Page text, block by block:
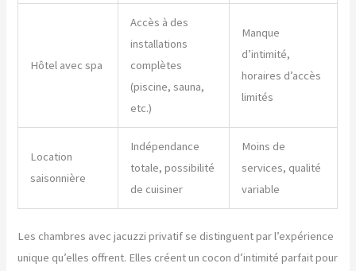
Hôtel avec spa
Accès à des
installations
complètes
(piscine, sauna,
etc.)
Manque
d’intimité,
horaires d’accès
limités
Location
saisonnière
Indépendance
totale, possibilité
de cuisiner
Moins de
services, qualité
variable
Les chambres avec jacuzzi privatif se distinguent par l’expérience
unique qu’elles offrent. Elles créent un cocon d’intimité parfait pour